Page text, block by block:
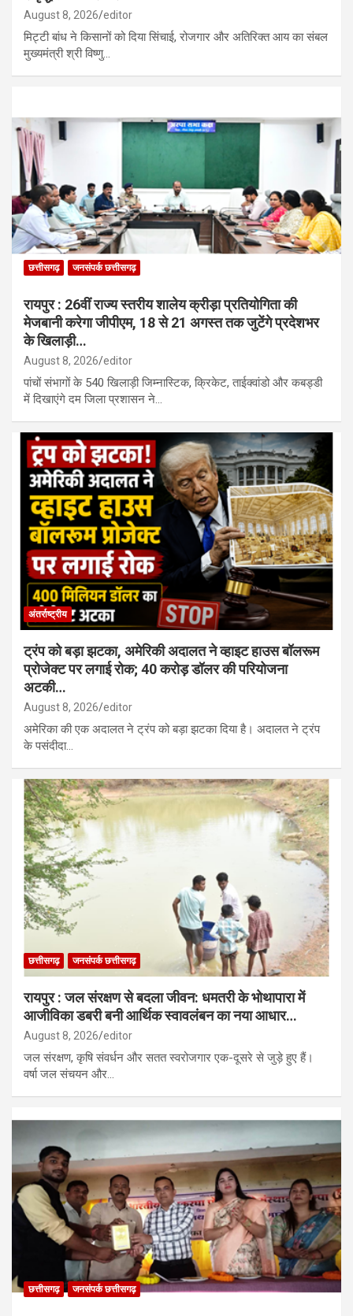
August 8, 2026 editor
मिट्टी बांध ने किसानों को दिया सिंचाई, रोजगार और अतिरिक्त आय का संबल
मुख्यमंत्री श्री विष्णु…
छत्तीसगढ़ जनसंपर्क छत्तीसगढ़
रायपुर : 26वीं राज्य स्तरीय शालेय क्रीड़ा प्रतियोगिता की
मेजबानी करेगा जीपीएम, 18 से 21 अगस्त तक जुटेंगे प्रदेशभर
के खिलाड़ी…
August 8, 2026 editor
पांचों संभागों के 540 खिलाड़ी जिम्नास्टिक, क्रिकेट, ताईक्वांडो और कबड्डी
में दिखाएंगे दम जिला प्रशासन ने…
अंतर्राष्ट्रीय
ट्रंप को बड़ा झटका, अमेरिकी अदालत ने व्हाइट हाउस बॉलरूम
प्रोजेक्ट पर लगाई रोक; 40 करोड़ डॉलर की परियोजना
अटकी…
August 8, 2026 editor
अमेरिका की एक अदालत ने ट्रंप को बड़ा झटका दिया है। अदालत ने ट्रंप
के पसंदीदा…
छत्तीसगढ़ जनसंपर्क छत्तीसगढ़
रायपुर : जल संरक्षण से बदला जीवन: धमतरी के भोथापारा में
आजीविका डबरी बनी आर्थिक स्वावलंबन का नया आधार…
August 8, 2026 editor
जल संरक्षण, कृषि संवर्धन और सतत स्वरोजगार एक-दूसरे से जुड़े हुए हैं।
वर्षा जल संचयन और…
छत्तीसगढ़ जनसंपर्क छत्तीसगढ़